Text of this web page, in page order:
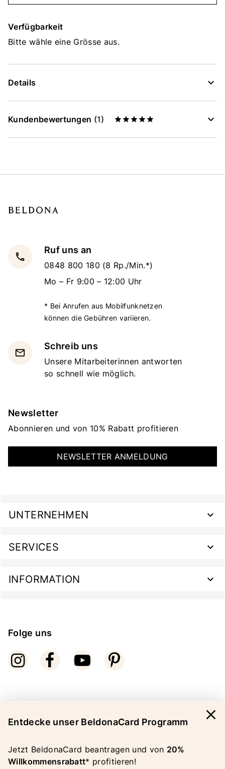
Verfügbarkeit
Bitte wähle eine Grösse aus.
Details
Kundenbewertungen (1)
local_phone
Ruf uns an
0848 800 180 (8 Rp./Min.*)
Mo – Fr 9:00 – 12:00 Uhr
* Bei Anrufen aus Mobilfunknetzen
können die Gebühren variieren.
email
Schreib uns
Unsere Mitarbeiterinnen antworten
so schnell wie möglich.
Newsletter
Abonnieren und von 10% Rabatt profitieren
NEWSLETTER ANMELDUNG
UNTERNEHMEN
SERVICES
INFORMATION
Folge uns
Bezahlarten
Entdecke unser BeldonaCard Programm
Jetzt BeldonaCard beantragen und von 20%
Willkommensrabatt* profitieren!
close